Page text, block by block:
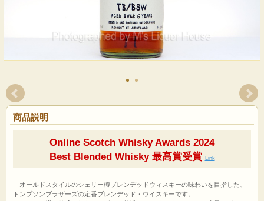
商品説明
Online Scotch Whisky Awards 2024
Best Blended Whisky 最高賞受賞 Link
オールドスタイルのシェリー樽ブレンデッドウィスキーの味わいを目指した、
トンプソンブラザーズの定番ブレンデッド・ウイスキーです。